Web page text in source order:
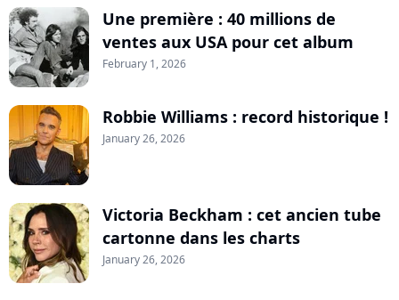
Une première : 40 millions de
ventes aux USA pour cet album
February 1, 2026
Robbie Williams : record historique !
January 26, 2026
Victoria Beckham : cet ancien tube
cartonne dans les charts
January 26, 2026